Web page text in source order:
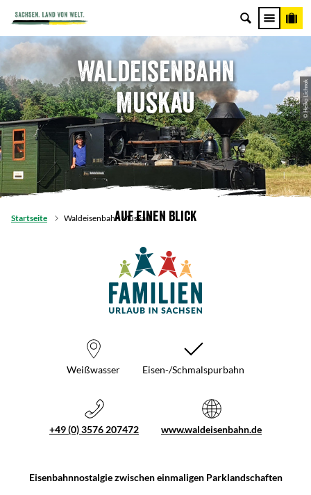
© Heiko Lichnok
Waldeisenbahn
Muskau
Startseite Waldeisenbahn MuskauAuf einen Blick
Weißwasser Eisen-/Schmalspurbahn
+49 (0) 3576 207472 www.waldeisenbahn.de
Eisenbahnnostalgie zwischen einmaligen Parklandschaften